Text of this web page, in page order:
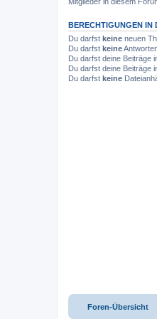
BERECHTIGUNGEN IN
Du darfst keine neuen
Du darfst keine
Du darfst deine Beiträge
Du darfst deine Beiträge
Du darfst keine
Foren-Übersicht